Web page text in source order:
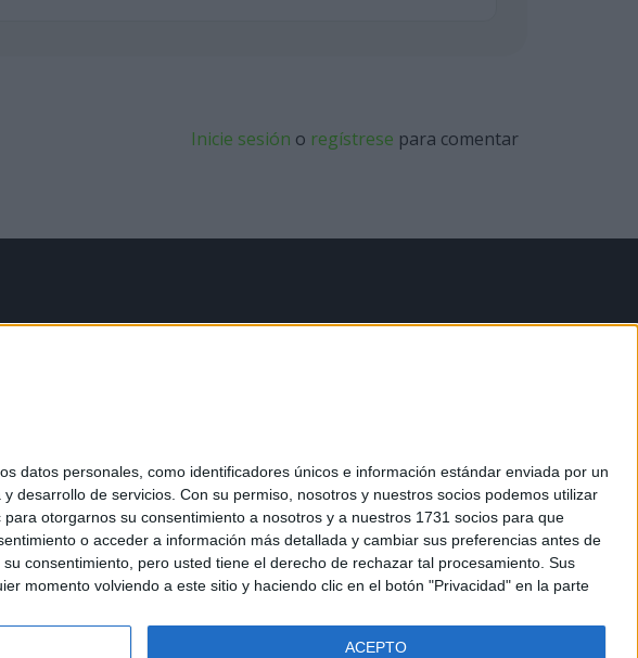
datos personales, como identificadores únicos e información estándar enviada por un
desarrollo de servicios. Con su permiso, nosotros y nuestros socios podemos utilizar
otorgarnos su consentimiento a nosotros y a nuestros 1731 socios para que
o acceder a información más detallada y cambiar sus preferencias antes de
consentimiento, pero usted tiene el derecho de rechazar tal procesamiento. Sus
momento volviendo a este sitio y haciendo clic en el botón "Privacidad" en la parte
ACEPTO
Inicie sesión o regístrese para comentar